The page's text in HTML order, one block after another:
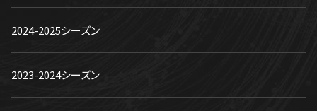
2024-2025シーズン
2023-2024シーズン